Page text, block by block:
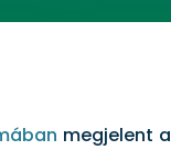
megjelent a